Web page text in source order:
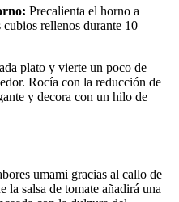
Precalienta el horno a
rellenos durante 10
plato y vierte un poco de
Rocía con la reducción de
y decora con un hilo de
umami gracias al callo de
la salsa de tomate añadirá una